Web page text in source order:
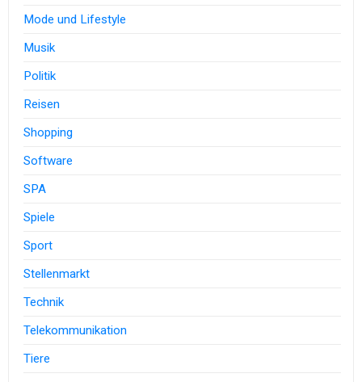
Mode und Lifestyle
Musik
Politik
Reisen
Shopping
Software
SPA
Spiele
Sport
Stellenmarkt
Technik
Telekommunikation
Tiere